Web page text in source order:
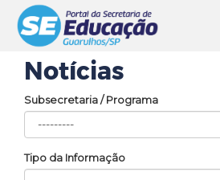
Notícias
Subsecretaria / Programa
Tipo da Informação